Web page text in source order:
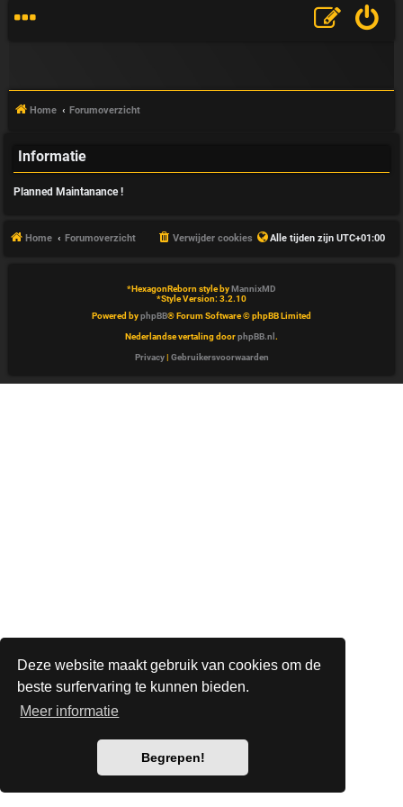
Deze website maakt gebruik van cookies om de
beste surfervaring te kunnen bieden.
Meer informatie
Begrepen!
V
A
Home Forumoverzicht
Informatie
Planned Maintanance !
Home Forumoverzicht Alle tijden zijn UTC+01:00
Verwijder cookies
*HexagonReborn style byMannixMD
*Style Version: 3.2.10
Powered byphpBB® Forum Software © phpBB Limited
Nederlandse vertaling doorphpBB.nl .
Privacy| Gebruikersvoorwaarden